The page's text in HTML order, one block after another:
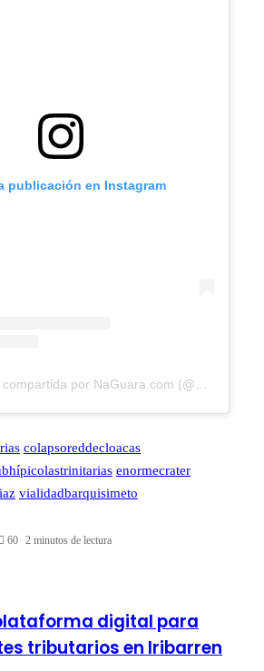
publicación en Instagram
Una publicación compartida por NaGuara.com (@naguarapuntocom)
colapsoreddecloacas
enormecrater
vialidadbarquisimeto
60 2 minutos de lectura
digital para
tributarios en Iribarren